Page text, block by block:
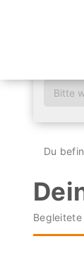
Du